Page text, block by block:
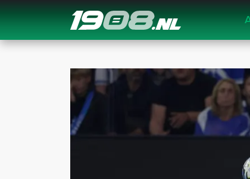
Navigation